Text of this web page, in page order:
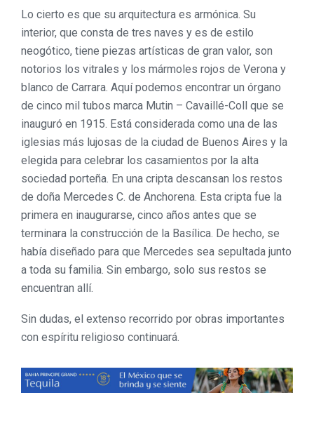
Lo cierto es que su arquitectura es armónica. Su
interior, que consta de tres naves y es de estilo
neogótico, tiene piezas artísticas de gran valor, son
notorios los vitrales y los mármoles rojos de Verona y
blanco de Carrara. Aquí podemos encontrar un órgano
de cinco mil tubos marca Mutin – Cavaillé-Coll que se
inauguró en 1915. Está considerada como una de las
iglesias más lujosas de la ciudad de Buenos Aires y la
elegida para celebrar los casamientos por la alta
sociedad porteña. En una cripta descansan los restos
de doña Mercedes C. de Anchorena. Esta cripta fue la
primera en inaugurarse, cinco años antes que se
terminara la construcción de la Basílica. De hecho, se
había diseñado para que Mercedes sea sepultada junto
a toda su familia. Sin embargo, solo sus restos se
encuentran allí.
Sin dudas, el extenso recorrido por obras importantes
con espíritu religioso continuará.